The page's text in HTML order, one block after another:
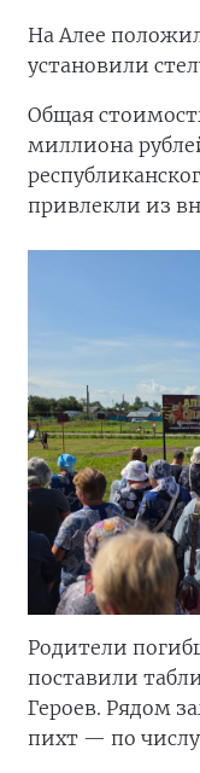
На Алее
установили
Общая
миллиона
привлекли из
Родители
поставили
Героев. Рядом
пихт — по